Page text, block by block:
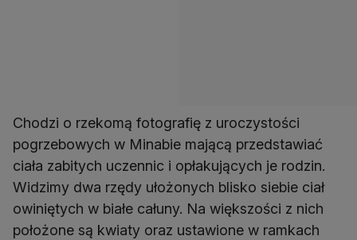
Chodzi o rzekomą fotografię z uroczystości
pogrzebowych w Minabie mającą przedstawiać
ciała zabitych uczennic i opłakujących je rodzin.
Widzimy dwa rzędy ułożonych blisko siebie ciał
owiniętych w białe całuny. Na większości z nich
położone są kwiaty oraz ustawione w ramkach